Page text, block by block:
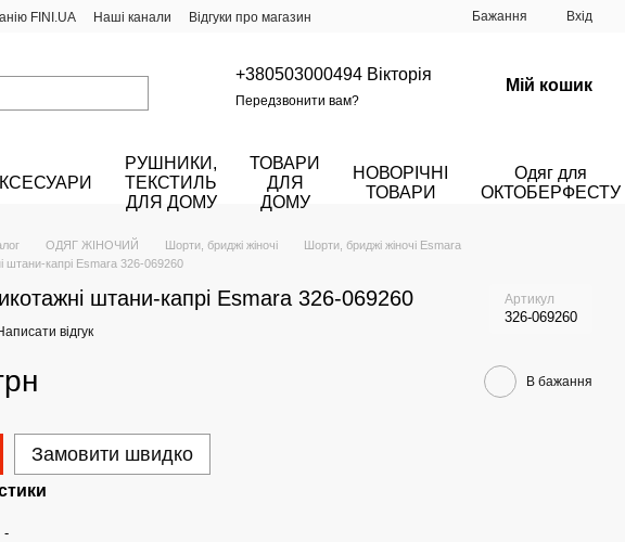
FINI.UA Наші канали Відгуки про магазин Бажання Вхід
+380503000494 Вікторія
Передзвонити вам?
Мій кошик
РУШНИКИ,
ТЕКСТИЛЬ
ДЛЯ ДОМУ
ТОВАРИ
ДЛЯ
ДОМУ
НОВОРІЧНІ
ТОВАРИ
Одяг для
ОКТОБЕРФЕСТУ
ОДЯГ ЖІНОЧИЙ Шорти, бриджі жіночі
Шорти, бриджі жіночі Esmara
штани-капрі Esmara 326-069260
штани-капрі Esmara 326-069260 Артикул
326-069260
відгук
В бажання
Замовити швидко
-